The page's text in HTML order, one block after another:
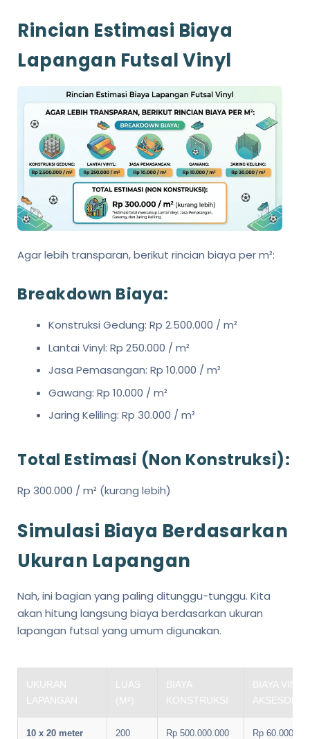
Rincian Estimasi Biaya
Lapangan Futsal Vinyl
Agar lebih transparan, berikut rincian biaya per m²:
Breakdown Biaya:
Konstruksi Gedung: Rp 2.500.000 / m²
Lantai Vinyl: Rp 250.000 / m²
Jasa Pemasangan: Rp 10.000 / m²
Gawang: Rp 10.000 / m²
Jaring Keliling: Rp 30.000 / m²
Total Estimasi (Non Konstruksi):
Rp 300.000 / m² (kurang lebih)
Simulasi Biaya Berdasarkan
Ukuran Lapangan
Nah, ini bagian yang paling ditunggu-tunggu. Kita
akan hitung langsung biaya berdasarkan ukuran
lapangan futsal yang umum digunakan.
UKURAN
LAPANGAN
LUAS
(M²)
BIAYA
KONSTRUKSI
BIAYA
AKSESORIS
10 x 20 meter 200 Rp 500.000.000 Rp 60.000.000